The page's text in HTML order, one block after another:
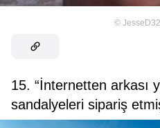
©
15. “İnternetten arkası
sandalyeleri sipariş